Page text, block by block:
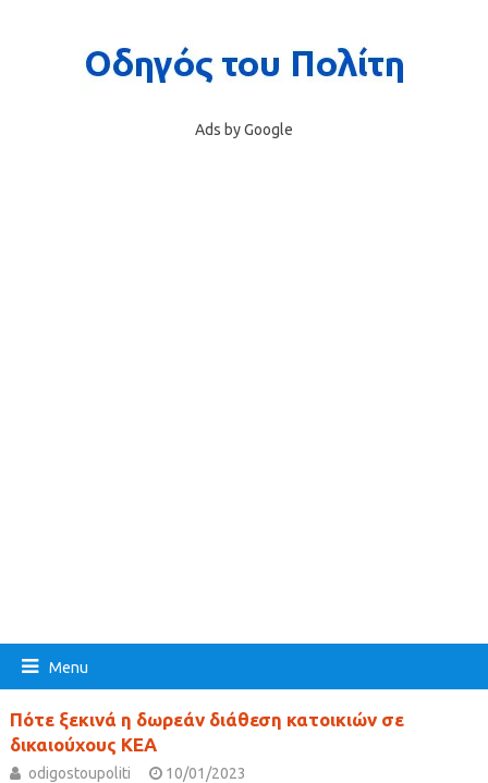
Ads by Google
Menu
Πότε ξεκινά η δωρεάν διάθεση κατοικιών σε
δικαιούχους ΚΕΑ
odigostoupoliti
10/01/2023